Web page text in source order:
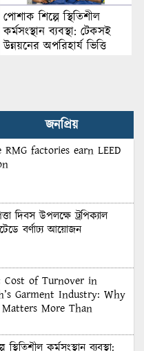
পোশাক শিল্পে স্থিতিশীল
কর্মসংস্থান ব্যবস্থা: টেকসই
উন্নয়নের অপরিহার্য ভিত্তি
জনপ্রিয়
factories earn LEED
দিবস উপলক্ষে ট্রপিক্যাল
বর্ণাঢ্য আয়োজন
Cost of Turnover in
Garment Industry: Why
More Than